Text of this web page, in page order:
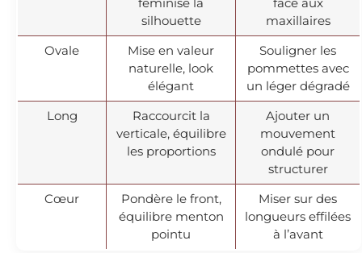
silhouette
maxillaires
Ovale
Mise en valeur
naturelle, look
élégant
Souligner les
pommettes avec
un léger dégradé
Long
Raccourcit la
verticale, équilibre
les proportions
Ajouter un
mouvement
ondulé pour
structurer
Cœur
Pondère le front,
équilibre menton
pointu
Miser sur des
longueurs effilées
à l’avant